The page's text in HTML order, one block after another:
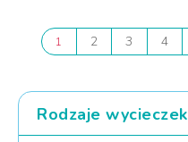
1 2 3 4
Rodzaje wycieczek